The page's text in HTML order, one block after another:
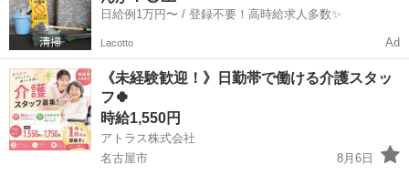
日給例1万円〜 / 登録不要！高時給求人多数✨
Lacotto Ad
《未経験歓迎！》日勤帯で働ける介護スタッ
フ🍀
時給1,550円
アトラス株式会社
名古屋市
8月6日